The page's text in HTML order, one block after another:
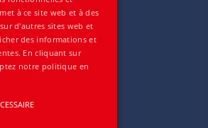
à ce site web et à des
d'autres sites web et
des informations et
En cliquant sur
notre politique en